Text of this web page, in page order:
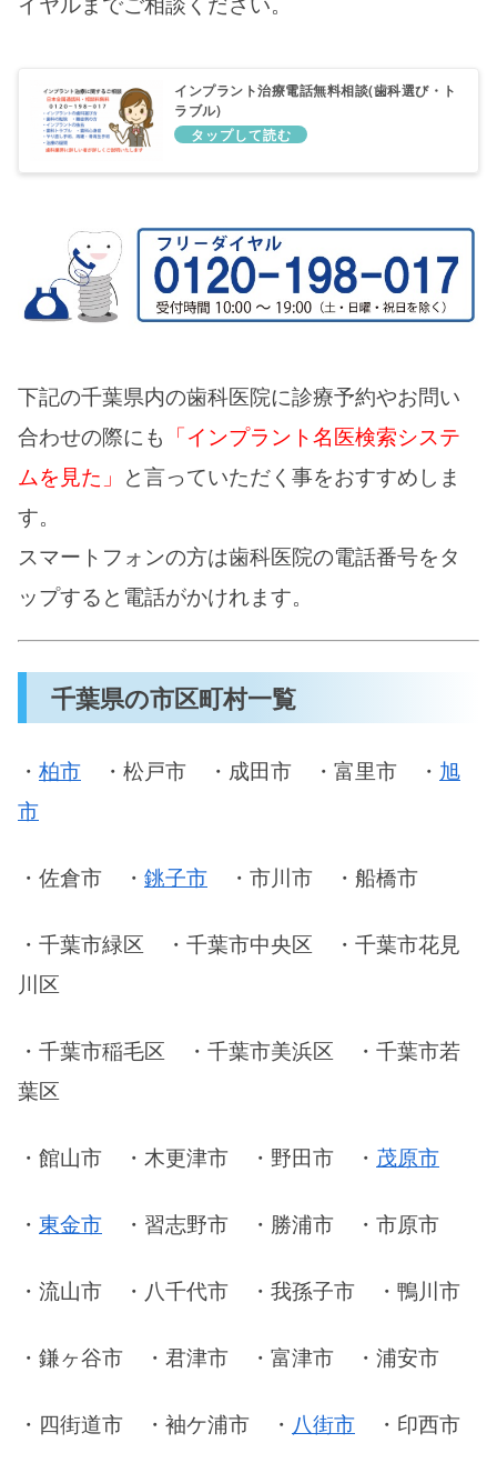
インプラント治療電話無料相談(歯科選び・ト
ラブル)
下記の千葉県内の歯科医院に診療予約やお問い
合わせの際にも 「インプラント名医検索システ
ムを見た」 と言っていただく事をおすすめしま
す。
スマートフォンの方は歯科医院の電話番号をタ
ップすると電話がかけれます。
千葉県の市区町村一覧
・ 柏市 ・松戸市 ・成田市 ・富里市 ・ 旭
市
・佐倉市 ・ 銚子市 ・市川市 ・船橋市
・千葉市緑区 ・千葉市中央区 ・千葉市花見
川区
・千葉市稲毛区 ・千葉市美浜区 ・千葉市若
葉区
・館山市 ・木更津市 ・野田市 ・ 茂原市
・ 東金市 ・習志野市 ・勝浦市 ・市原市
・流山市 ・八千代市 ・我孫子市 ・鴨川市
・鎌ヶ谷市 ・君津市 ・富津市 ・浦安市
・四街道市 ・袖ケ浦市 ・ 八街市 ・印西市